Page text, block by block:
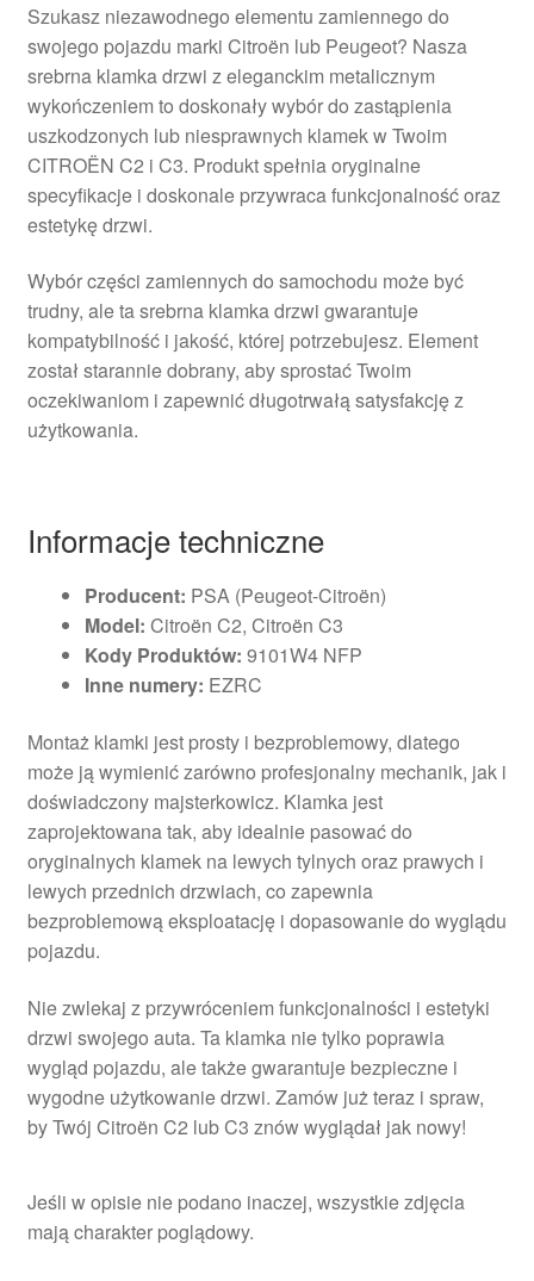
Szukasz niezawodnego elementu zamiennego do
swojego pojazdu marki Citroën lub Peugeot? Nasza
srebrna klamka drzwi z eleganckim metalicznym
wykończeniem to doskonały wybór do zastąpienia
uszkodzonych lub niesprawnych klamek w Twoim
CITROËN C2 i C3. Produkt spełnia oryginalne
specyfikacje i doskonale przywraca funkcjonalność oraz
estetykę drzwi.
Wybór części zamiennych do samochodu może być
trudny, ale ta srebrna klamka drzwi gwarantuje
kompatybilność i jakość, której potrzebujesz. Element
został starannie dobrany, aby sprostać Twoim
oczekiwaniom i zapewnić długotrwałą satysfakcję z
użytkowania.
Informacje techniczne
Producent: PSA (Peugeot-Citroën)
Model: Citroën C2, Citroën C3
Kody Produktów: 9101W4 NFP
Inne numery: EZRC
Montaż klamki jest prosty i bezproblemowy, dlatego
może ją wymienić zarówno profesjonalny mechanik, jak i
doświadczony majsterkowicz. Klamka jest
zaprojektowana tak, aby idealnie pasować do
oryginalnych klamek na lewych tylnych oraz prawych i
lewych przednich drzwiach, co zapewnia
bezproblemową eksploatację i dopasowanie do wyglądu
pojazdu.
Nie zwlekaj z przywróceniem funkcjonalności i estetyki
drzwi swojego auta. Ta klamka nie tylko poprawia
wygląd pojazdu, ale także gwarantuje bezpieczne i
wygodne użytkowanie drzwi. Zamów już teraz i spraw,
by Twój Citroën C2 lub C3 znów wyglądał jak nowy!
Jeśli w opisie nie podano inaczej, wszystkie zdjęcia
mają charakter poglądowy.